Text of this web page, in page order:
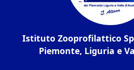
Istituto Zooprofilattico
Piemonte, Liguria e